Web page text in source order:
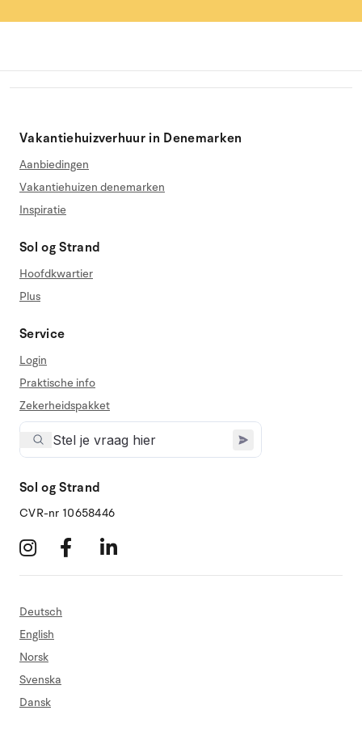
Vakantiehuizverhuur in Denemarken
Aanbiedingen
Vakantiehuizen denemarken
Inspiratie
Sol og Strand
Hoofdkwartier
Plus
Service
Login
Praktische info
Zekerheidspakket
Sol og Strand
CVR-nr 10658446
Deutsch
English
Norsk
Svenska
Dansk